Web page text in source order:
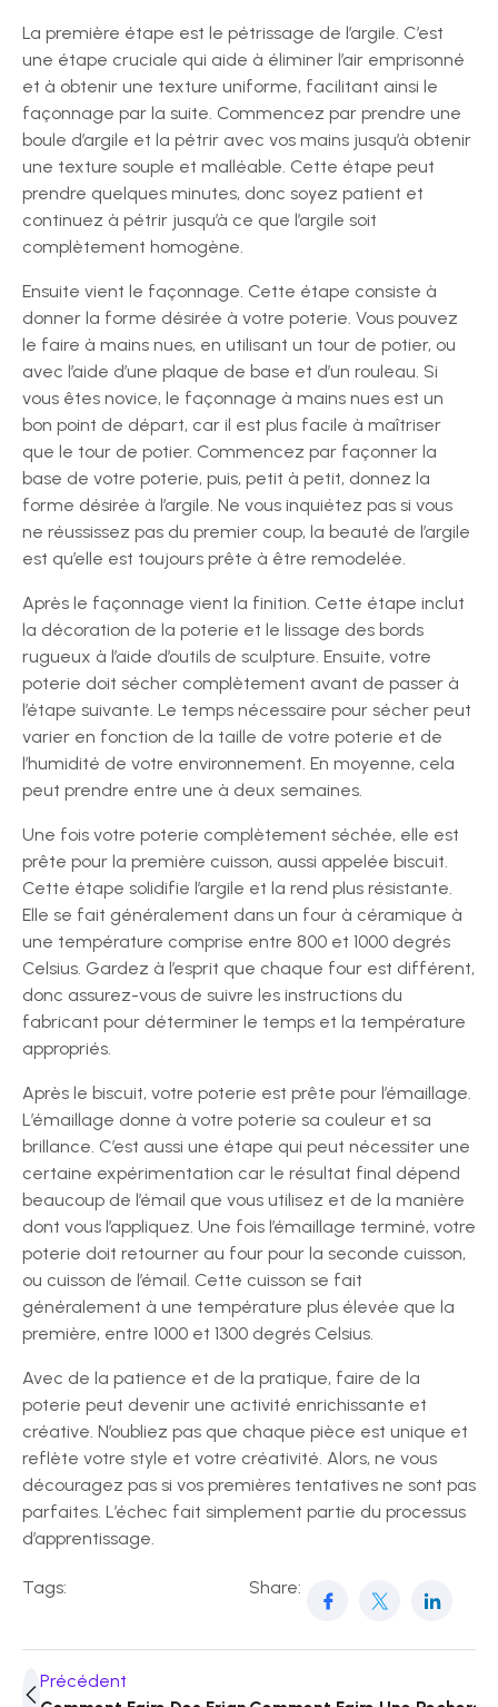
La première étape est le pétrissage de l’argile. C’est
une étape cruciale qui aide à éliminer l’air emprisonné
et à obtenir une texture uniforme, facilitant ainsi le
façonnage par la suite. Commencez par prendre une
boule d’argile et la pétrir avec vos mains jusqu’à obtenir
une texture souple et malléable. Cette étape peut
prendre quelques minutes, donc soyez patient et
continuez à pétrir jusqu’à ce que l’argile soit
complètement homogène.
Ensuite vient le façonnage. Cette étape consiste à
donner la forme désirée à votre poterie. Vous pouvez
le faire à mains nues, en utilisant un tour de potier, ou
avec l’aide d’une plaque de base et d’un rouleau. Si
vous êtes novice, le façonnage à mains nues est un
bon point de départ, car il est plus facile à maîtriser
que le tour de potier. Commencez par façonner la
base de votre poterie, puis, petit à petit, donnez la
forme désirée à l’argile. Ne vous inquiétez pas si vous
ne réussissez pas du premier coup, la beauté de l’argile
est qu’elle est toujours prête à être remodelée.
Après le façonnage vient la finition. Cette étape inclut
la décoration de la poterie et le lissage des bords
rugueux à l’aide d’outils de sculpture. Ensuite, votre
poterie doit sécher complètement avant de passer à
l’étape suivante. Le temps nécessaire pour sécher peut
varier en fonction de la taille de votre poterie et de
l’humidité de votre environnement. En moyenne, cela
peut prendre entre une à deux semaines.
Une fois votre poterie complètement séchée, elle est
prête pour la première cuisson, aussi appelée biscuit.
Cette étape solidifie l’argile et la rend plus résistante.
Elle se fait généralement dans un four à céramique à
une température comprise entre 800 et 1000 degrés
Celsius. Gardez à l’esprit que chaque four est différent,
donc assurez-vous de suivre les instructions du
fabricant pour déterminer le temps et la température
appropriés.
Après le biscuit, votre poterie est prête pour l’émaillage.
L’émaillage donne à votre poterie sa couleur et sa
brillance. C’est aussi une étape qui peut nécessiter une
certaine expérimentation car le résultat final dépend
beaucoup de l’émail que vous utilisez et de la manière
dont vous l’appliquez. Une fois l’émaillage terminé, votre
poterie doit retourner au four pour la seconde cuisson,
ou cuisson de l’émail. Cette cuisson se fait
généralement à une température plus élevée que la
première, entre 1000 et 1300 degrés Celsius.
Avec de la patience et de la pratique, faire de la
poterie peut devenir une activité enrichissante et
créative. N’oubliez pas que chaque pièce est unique et
reflète votre style et votre créativité. Alors, ne vous
découragez pas si vos premières tentatives ne sont pas
parfaites. L’échec fait simplement partie du processus
d’apprentissage.
Tags: Share:
Précédent